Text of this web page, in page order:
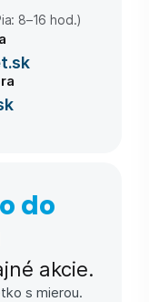
8–16 hod.)
do
akcie.
s mierou.